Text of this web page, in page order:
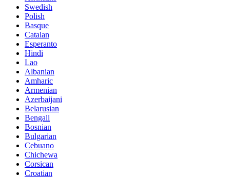
Swedish
Polish
Basque
Catalan
Esperanto
Hindi
Lao
Albanian
Amharic
Armenian
Azerbaijani
Belarusian
Bengali
Bosnian
Bulgarian
Cebuano
Chichewa
Corsican
Croatian